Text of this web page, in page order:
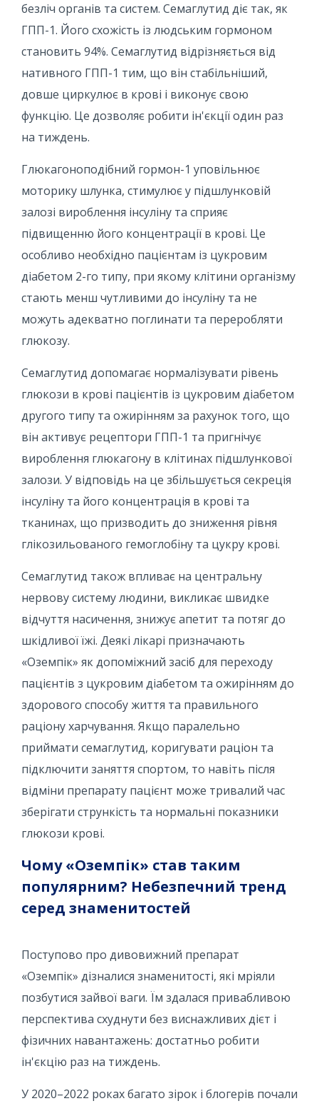
безліч органів та систем. Семаглутид діє так, як
ГПП-1. Його схожість із людським гормоном
становить 94%. Семаглутид відрізняється від
нативного ГПП-1 тим, що він стабільніший,
довше циркулює в крові і виконує свою
функцію. Це дозволяє робити ін'єкції один раз
на тиждень.
Глюкагоноподібний гормон-1 уповільнює
моторику шлунка, стимулює у підшлунковій
залозі вироблення інсуліну та сприяє
підвищенню його концентрації в крові. Це
особливо необхідно пацієнтам із цукровим
діабетом 2-го типу, при якому клітини організму
стають менш чутливими до інсуліну та не
можуть адекватно поглинати та переробляти
глюкозу.
Семаглутид допомагає нормалізувати рівень
глюкози в крові пацієнтів із цукровим діабетом
другого типу та ожирінням за рахунок того, що
він активує рецептори ГПП-1 та пригнічує
вироблення глюкагону в клітинах підшлункової
залози. У відповідь на це збільшується секреція
інсуліну та його концентрація в крові та
тканинах, що призводить до зниження рівня
глікозильованого гемоглобіну та цукру крові.
Семаглутид також впливає на центральну
нервову систему людини, викликає швидке
відчуття насичення, знижує апетит та потяг до
шкідливої ​​їжі. Деякі лікарі призначають
«Оземпік» як допоміжний засіб для переходу
пацієнтів з цукровим діабетом та ожирінням до
здорового способу життя та правильного
раціону харчування. Якщо паралельно
приймати семаглутид, коригувати раціон та
підключити заняття спортом, то навіть після
відміни препарату пацієнт може тривалий час
зберігати стрункість та нормальні показники
глюкози крові.
Чому «Оземпік» став таким
популярним? Небезпечний тренд
серед знаменитостей
Поступово про дивовижний препарат
«Оземпік» дізналися знаменитості, які мріяли
позбутися зайвої ваги. Їм здалася привабливою
перспектива схуднути без виснажливих дієт і
фізичних навантажень: достатньо робити
ін'єкцію раз на тиждень.
У 2020–2022 роках багато зірок і блогерів почали